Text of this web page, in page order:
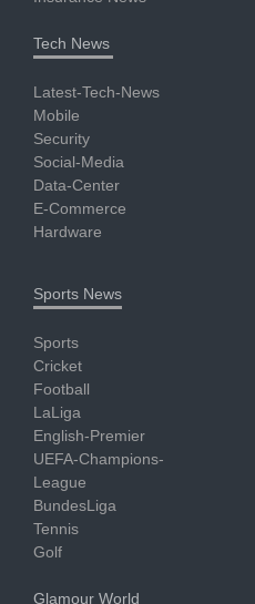
Tech News
Latest-Tech-News
Mobile
Security
Social-Media
Data-Center
E-Commerce
Hardware
Sports News
Sports
Cricket
Football
LaLiga
English-Premier
UEFA-Champions-
League
BundesLiga
Tennis
Golf
Glamour World